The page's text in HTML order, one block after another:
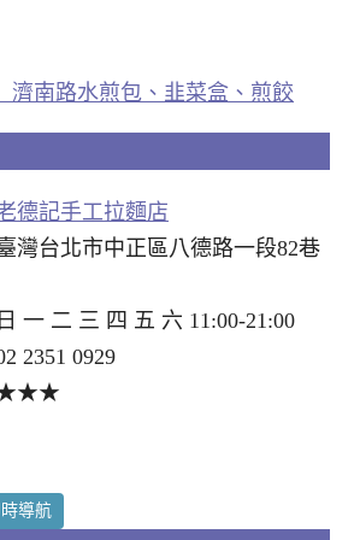
濟南路水煎包、韭菜盒、煎餃
德記手工拉麵店
灣台北市中正區八德路一段82巷
一 二 三 四 五 六 11:00-21:00
2351 0929
導航